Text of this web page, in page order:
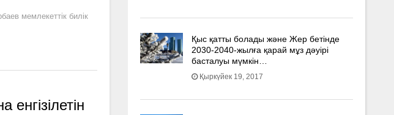
мемлекеттік билік
Қыс қатты болады және Жер бетінде
2030-2040­-жылға қарай мұз дәуірі
басталуы мүмкін…
Қыркүйек 19, 2017